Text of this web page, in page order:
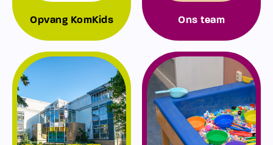
Opvang KomKids Ons team